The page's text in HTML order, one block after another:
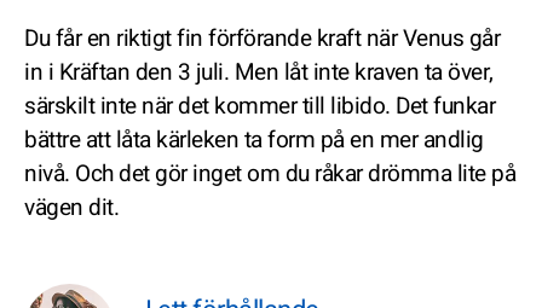
Du får en riktigt fin förförande kraft när Venus går
in i Kräftan den 3 juli. Men låt inte kraven ta över,
särskilt inte när det kommer till libido. Det funkar
bättre att låta kärleken ta form på en mer andlig
nivå. Och det gör inget om du råkar drömma lite på
vägen dit.